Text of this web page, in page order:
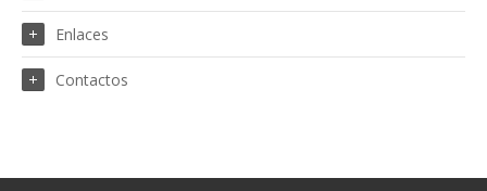
Enlaces
Contactos